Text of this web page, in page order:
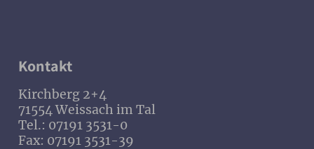
Kontakt
Kirchberg 2+4
71554 Weissach im Tal
Tel.: 07191 3531-0
Fax: 07191 3531-39